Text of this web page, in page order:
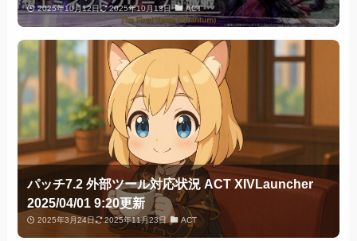
2025年10月12日 2025年10月13日 ACT
パッチ7.2 外部ツール対応状況 ACT XIVLauncher
2025/04/01 9:20更新
2025年3月24日 2025年11月23日 ACT